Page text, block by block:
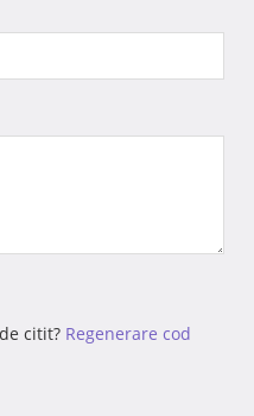
citit? Regenerare cod